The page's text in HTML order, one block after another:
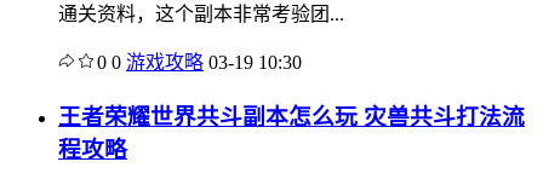
通关资料，这个副本非常考验团...
0 0 游戏攻略 03-19 10:30
王者荣耀世界共斗副本怎么玩 灾兽共斗打法流
程攻略